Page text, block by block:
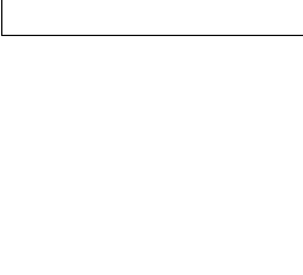
鸡蛋💰7.99；面包蟹💰9.99 ⁉️